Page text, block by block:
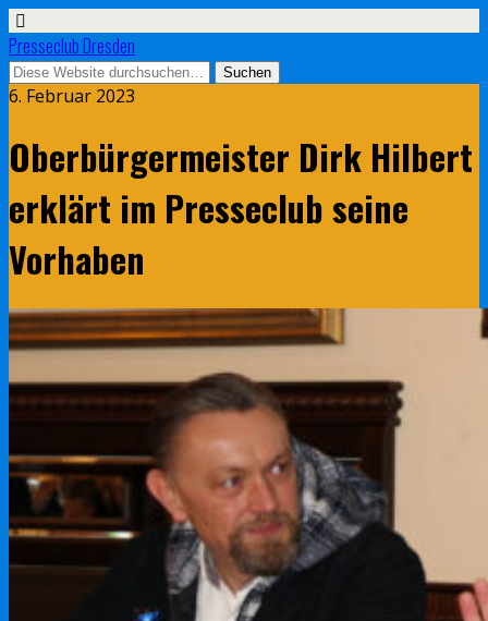
Presseclub Dresden
6. Februar 2023
Oberbürgermeister Dirk Hilbert
erklärt im Presseclub seine
Vorhaben